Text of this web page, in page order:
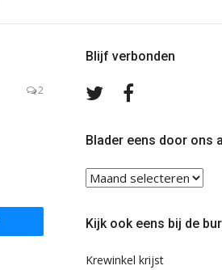
2
Blijf verbonden
Volg
TwitterFacebook
Blader eens door ons
Blader
eens
ons
Kijk ook eens bij de
Krewinkel krijst